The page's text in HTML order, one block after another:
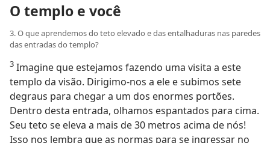
O templo e você
3. O que aprendemos do teto elevado e das entalhaduras nas paredes
das entradas do templo?
3 Imagine que estejamos fazendo uma visita a este
templo da visão. Dirigimo-nos a ele e subimos sete
degraus para chegar a um dos enormes portões.
Dentro desta entrada, olhamos espantados para cima.
Seu teto se eleva a mais de 30 metros acima de nós!
Isso nos lembra que as normas para se ingressar no